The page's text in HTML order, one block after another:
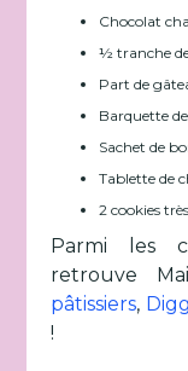
Chocolat
½ tranche
Part de
Barquette
Sachet de
Tablette de
2 cookies
Parmi les
retrouve
pâtissiers,
!